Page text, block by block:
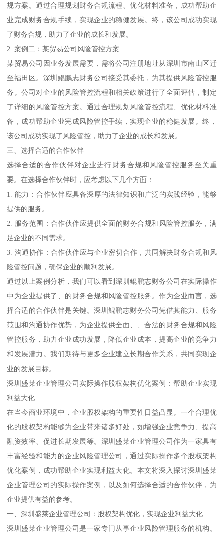
规方案。通过合理规划财务合规流程、优化材料准备，成功帮助企
业完成财务合规手续，实现企业的稳健发展。终，该公司成功实现
了财务合规，助力了企业的成长和发展。
2. 案例二：某贸易公司风险管控方案
某贸易公司因业务发展需要，需将公司注册地址从深圳市南山区迁
至福田区。深圳鲲鹏志财务公司接受其委托，为其提供风险管控服
务。公司对企业的风险管控流程和相关政策进行了全面评估，制定
了详细的风险管控方案。通过合理规划风险管控流程、优化材料准
备，成功帮助企业完成风险管控手续，实现企业的稳健发展。终，
该公司成功实现了风险管控，助力了企业的成长和发展。
三、选择合适的合作伙伴
选择合适的合作伙伴对企业进行财务合规和风险管控服务至关重
要。在选择合作伙伴时，应考虑以下几个方面：
1. 能力：合作伙伴应具备深厚的法律知识和广泛的实践经验，能够
提供的服务。
2. 服务范围：合作伙伴应提供全面的财务合规和风险管控服务，满
足企业的不同需求。
3. 沟通协作：合作伙伴应与企业密切合作，共同解决财务合规和风
险管控问题，确保企业的顺利发展。
通过以上案例分析，我们可以看到深圳鲲鹏志财务公司在实际操作
中为企业提供了、的财务合规和风险管控服务。作为企业而言，选
择合适的合作伙伴是关键。深圳鲲鹏志财务公司凭借其能力、服务
范围和沟通协作优势，为企业提供全面、、合法的财务合规和风险
管控服务，助力企业成功发展，降低企业成本，提高企业的竞争力
和发展潜力。我们期待与更多企业建立长期合作关系，共同实现企
业的发展目标。
深圳盛莱企业管理公司实际操作股权架构优化案例：帮助企业实现
利益大化
在当今商业环境中，企业股权架构的重要性日益凸显。一个合理优
化的股权架构能够为企业带来诸多好处，如增强企业竞争力、提高
融资效率、促进长期发展等。深圳盛莱企业管理公司作为一家具有
丰富经验和能力的企业风险管理公司，通过实际操作多个股权架构
优化案例，成功帮助企业实现利益大化。本文将深入探讨深圳盛莱
企业管理公司的实际操作案例，以及如何选择合适的合作伙伴，为
企业提供有益的参考。
一、深圳盛莱企业管理公司：股权架构优化，实现企业利益大化
深圳盛莱企业管理公司是一家专门从事企业风险管理服务的机构。